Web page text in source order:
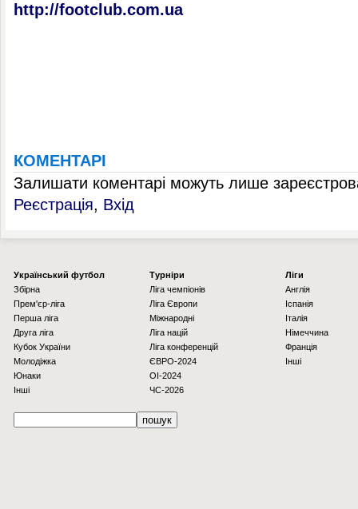
http://footclub.com.ua
КОМЕНТАРІ
Залишати коментарі можуть лише
Реєстрація, Вхід
Українcький футбол
Збірна
Прем'єр-ліга
Перша ліга
Друга ліга
Кубок України
Молодіжка
Юнаки
Інші
Турніри
Ліга чемпіонів
Ліга Європи
Міжнародні
Ліга націй
Ліга конференцій
ЄВРО-2024
OI-2024
ЧС-2026
Ліги
Англія
Іспанія
Італія
Німеччина
Франція
Інші